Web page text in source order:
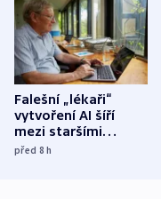
Falešní „lékaři“
vytvoření AI šíří
mezi staršími
Poláky nebezpečné
před 8h